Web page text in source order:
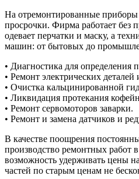
На отремонтированные приборы
просрочки. Фирма работает без
одевает перчатки и маску, а
машин: от бытовых до
• Диагностика для определения
• Ремонт электрических
• Очистка кальцинированной
• Ликвидация протекания
• Ремонт сервомоторов заварки.
• Ремонт и замена датчиков и
В качестве поощрения
производство ремонтных работ
возможность удерживать цены
частей по старым ценам не